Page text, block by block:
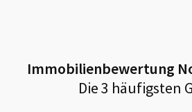
Immobilienbewertung
Die 3 häufigsten